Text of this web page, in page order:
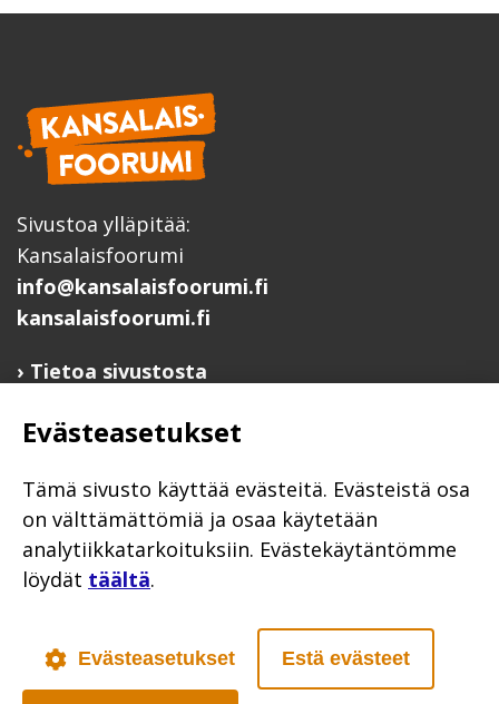
Sivustoa ylläpitää:
Kansalaisfoorumi
info@kansalaisfoorumi.fi
kansalaisfoorumi.fi
Tietoa sivustosta
Ilmoita järjestösi järjestöhakemistoon
Järjestötietäjä-testi
Anna palautetta
Saavutettavuusseloste
Evästekäytännöt
Evästeasetukset
Tämä sivusto käyttää evästeitä. Evästeistä osa
on välttämättömiä ja osaa käytetään
analytiikkatarkoituksiin. Evästekäytäntömme
löydät täältä.
Evästeasetukset Estä evästeet